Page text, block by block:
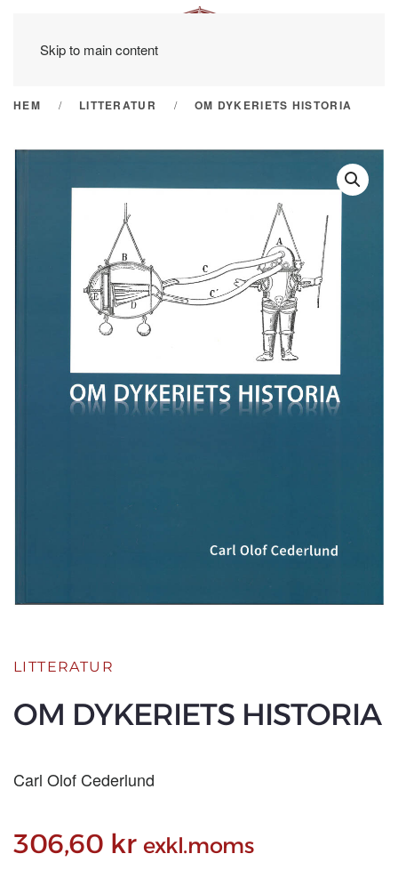
Skip to main content
HEM LITTERATUR OM DYKERIETS HISTORIA
LITTERATUR
OM DYKERIETS HISTORIA
Carl Olof Cederlund
306,60 kr exkl.moms